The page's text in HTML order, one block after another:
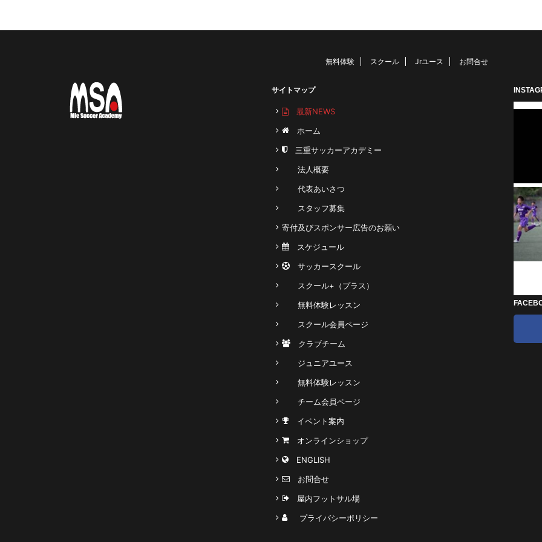
無料体験 スクール Jrユース お問合せ
サイトマップ
最新NEWS
ホーム
三重サッカーアカデミー
法人概要
代表あいさつ
スタッフ募集
寄付及びスポンサー広告のお願い
スケジュール
サッカースクール
スクール+（プラス）
無料体験レッスン
スクール会員ページ
クラブチーム
ジュニアユース
無料体験レッスン
チーム会員ページ
イベント案内
オンラインショップ
ENGLISH
お問合せ
屋内フットサル場
プライバシーポリシー